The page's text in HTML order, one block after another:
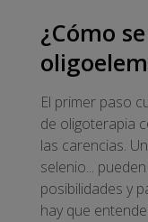
¿Cómo
El primer paso
de oligoterapia
las carencias.
selenio...
posibilidades y
hay que